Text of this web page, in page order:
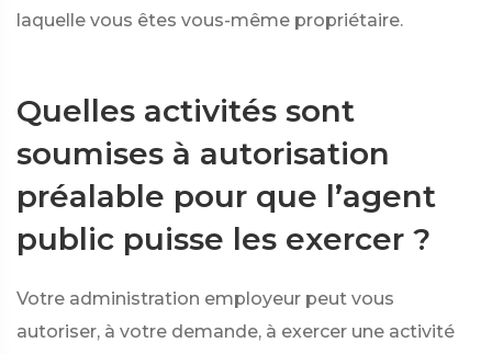
laquelle vous êtes vous-même propriétaire.
Quelles activités sont
soumises à autorisation
préalable pour que l’agent
public puisse les exercer ?
Votre administration employeur peut vous
autoriser, à votre demande, à exercer une activité